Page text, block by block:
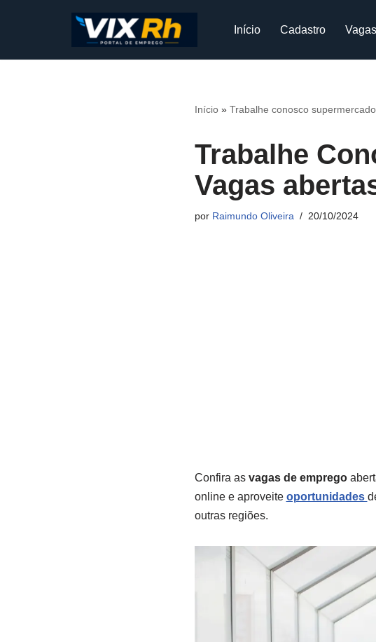
para
Início Cadastro Vagas
Início» Trabalhe conosco
Trabalhe
Vagas
por Raimundo Oliveira 20/10/2024
Confira as vagas de emprego
online e aproveite oportunidades
outras regiões.